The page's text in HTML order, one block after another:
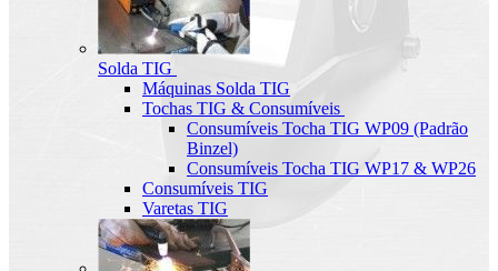
Solda TIG
Máquinas Solda TIG
Tochas TIG & Consumíveis
Consumíveis Tocha TIG WP09 (Padrão
Binzel)
Consumíveis Tocha TIG WP17 & WP26
Consumíveis TIG
Varetas TIG